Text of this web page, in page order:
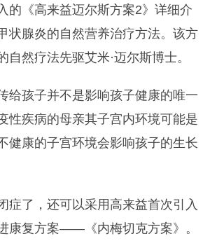
的《高来益迈尔斯方案2》详细介
状腺炎的自然营养治疗方法。该方
自然疗法先驱艾米·迈尔斯博士。
给孩子并不是影响孩子健康的唯一
性疾病的母亲其子宫内环境可能是
健康的子宫环境会影响孩子的生长
症了，还可以采用高来益首次引入
康复方案——《内梅切克方案》。